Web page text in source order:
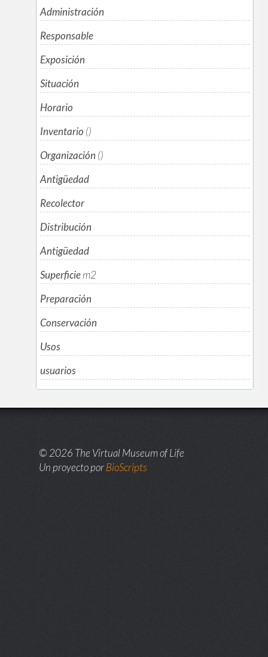
Administración
Responsable
Exposición
Situación
Horario
Inventario ()
Organización ()
Antigüedad
Recolector
Distribución
Antigüedad
Superficiem2
Preparación
Conservación
Usos
usuarios
© 2026 The Virtual Museum of Life
Un proyecto porBioScripts